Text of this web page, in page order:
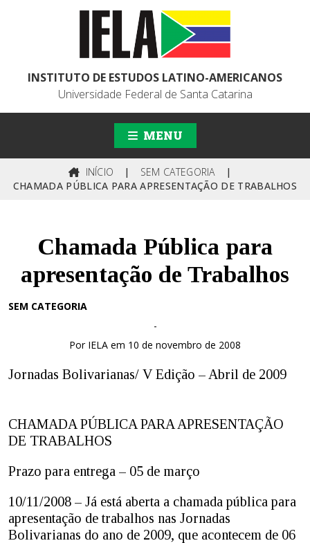
INSTITUTO DE ESTUDOS LATINO-AMERICANOS
Universidade Federal de Santa Catarina
MENU
INÍCIO | SEM CATEGORIA
|
CHAMADA PÚBLICA PARA APRESENTAÇÃO DE TRABALHOS
Chamada Pública para
apresentação de Trabalhos
SEM CATEGORIA
-
Por IELA em 10 de novembro de 2008
Jornadas Bolivarianas/ V Edição – Abril de 2009
CHAMADA PÚBLICA PARA APRESENTAÇÃO
DE TRABALHOS
Prazo para entrega – 05 de março
10/11/2008 – Já está aberta a chamada pública para
apresentação de trabalhos nas Jornadas
Bolivarianas do ano de 2009, que acontecem de 06